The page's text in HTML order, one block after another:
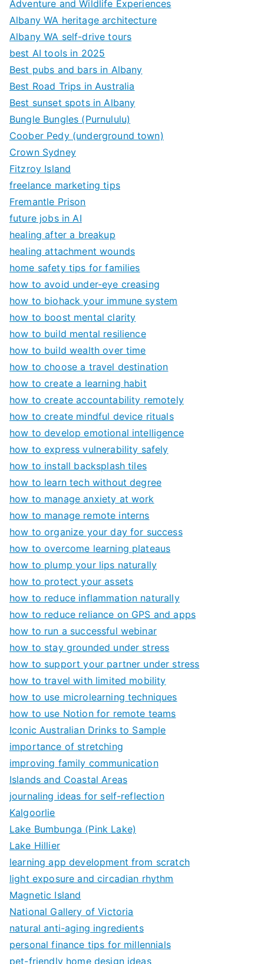
Adventure and Wildlife Experiences
Albany WA heritage architecture
Albany WA self-drive tours
best AI tools in 2025
Best pubs and bars in Albany
Best Road Trips in Australia
Best sunset spots in Albany
Bungle Bungles (Purnululu)
Coober Pedy (underground town)
Crown Sydney
Fitzroy Island
freelance marketing tips
Fremantle Prison
future jobs in AI
healing after a breakup
healing attachment wounds
home safety tips for families
how to avoid under-eye creasing
how to biohack your immune system
how to boost mental clarity
how to build mental resilience
how to build wealth over time
how to choose a travel destination
how to create a learning habit
how to create accountability remotely
how to create mindful device rituals
how to develop emotional intelligence
how to express vulnerability safely
how to install backsplash tiles
how to learn tech without degree
how to manage anxiety at work
how to manage remote interns
how to organize your day for success
how to overcome learning plateaus
how to plump your lips naturally
how to protect your assets
how to reduce inflammation naturally
how to reduce reliance on GPS and apps
how to run a successful webinar
how to stay grounded under stress
how to support your partner under stress
how to travel with limited mobility
how to use microlearning techniques
how to use Notion for remote teams
Iconic Australian Drinks to Sample
importance of stretching
improving family communication
Islands and Coastal Areas
journaling ideas for self-reflection
Kalgoorlie
Lake Bumbunga (Pink Lake)
Lake Hillier
learning app development from scratch
light exposure and circadian rhythm
Magnetic Island
National Gallery of Victoria
natural anti-aging ingredients
personal finance tips for millennials
pet-friendly home design ideas